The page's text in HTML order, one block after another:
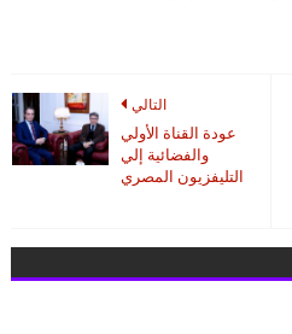
التالي
عودة القناة الأولي
والفضائية إلي
التليفزيون المصري